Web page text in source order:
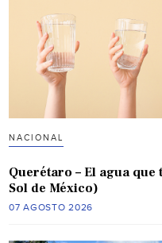
NACIONAL
Querétaro – El agua
Sol de México)
07 AGOSTO 2026